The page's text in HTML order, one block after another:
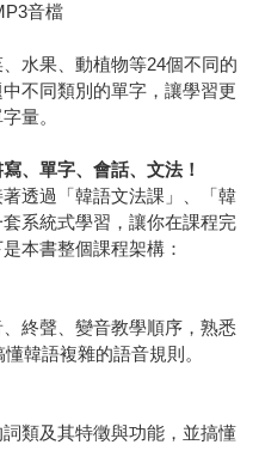
音檔
水果、動植物等24個不同的
不同類別的單字，讓學習更
量。
、單字、會話、文法！
透過「韓語文法課」、「韓
系統式學習，讓你在課程完
本書整個課程架構：
終聲、變音教學順序，熟悉
韓語複雜的語音規則。
類及其特徵與功能，並搞懂